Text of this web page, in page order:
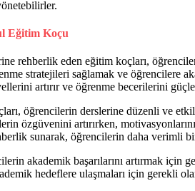
Eğitim Koçu
rehberlik eden eğitim koçları,
stratejileri sağlamak ve öğrencilere
artırır ve öğrenme becerilerini
öğrencilerin derslerine düzenli ve
özgüvenini artırırken,
sunarak, öğrencilerin daha verimli bir
akademik başarılarını artırmak
hedeflere ulaşmaları için gerekli